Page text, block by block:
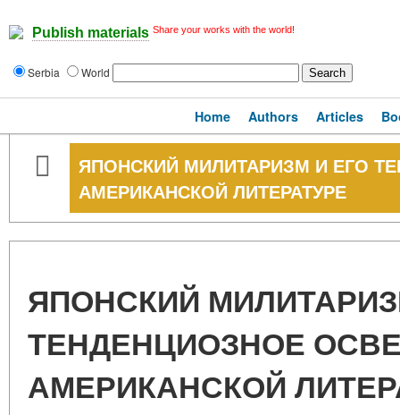
Publish materials Share your works with the world!
Serbia World
Home Authors Articles
ЯПОНСКИЙ МИЛИТАРИЗМ И ЕГО
АМЕРИКАНСКОЙ ЛИТЕРАТУРЕ
ЯПОНСКИЙ
ТЕНДЕНЦИОЗНОЕ
АМЕРИКАНСКОЙ